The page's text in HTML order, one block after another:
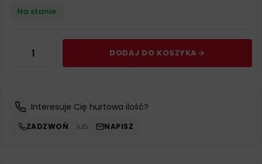
Na stanie
DODAJ DO KOSZYKA
Interesuje Cię hurtowa ilość?
ZADZWOŃ lub NAPISZ